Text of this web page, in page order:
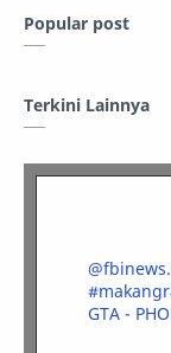
Popular post
Terkini Lainnya
GTA -